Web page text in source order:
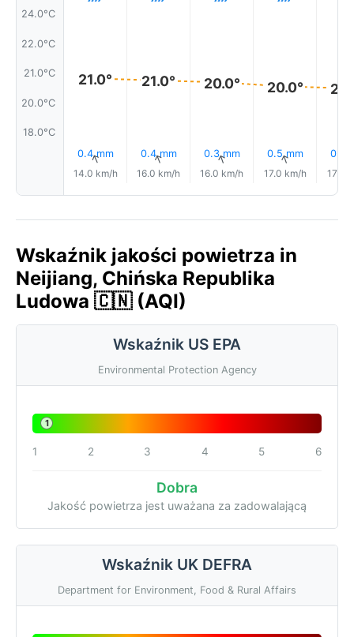
24.0°C
22.0°C
21.0°C
20.0°C
18.0°C
21.0°
0.4 mm
↑
14.0 km/h
21.0°
0.4 mm
↑
16.0 km/h
20.0°
0.3 mm
↑
16.0 km/h
20.0°
0.5 mm
↑
17.0 km/h
0.6
17.0
Wskaźnik jakości powietrza in
Neijiang, Chińska Republika
Ludowa 🇨🇳 (AQI)
Wskaźnik US EPA
Environmental Protection Agency
1
1 2 3 4 5 6
Dobra
Jakość powietrza jest uważana za zadowalającą
Wskaźnik UK DEFRA
Department for Environment, Food & Rural Affairs